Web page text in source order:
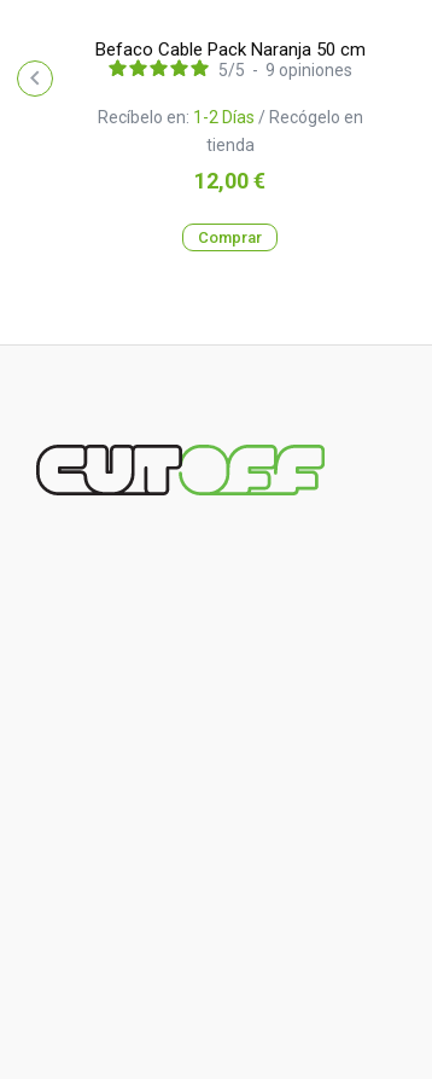
Befaco Cable Pack Naranja 50 cm
Recíbelo en: 1-2 Días / Recógelo en
tienda
5/5 - 9 opiniones
Precio
12,00 €
Comprar